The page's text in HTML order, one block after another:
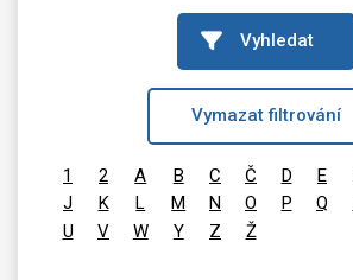
Vyhledat
Vymazat filtrování
1 2 A B C Č D E
J
K L M N O P Q
U
V W Y Z Ž